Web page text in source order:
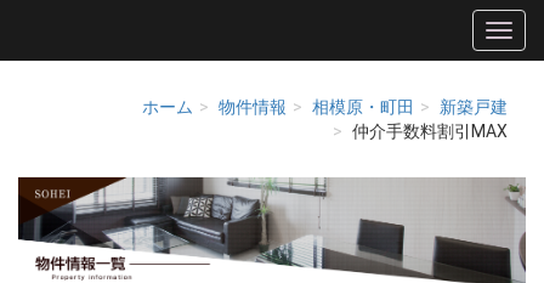
ホーム 物件情報 相模原・町田
新築戸建
仲介手数料割引MAX